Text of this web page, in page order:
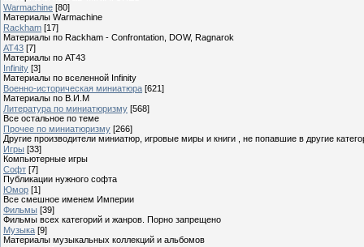
Warmachine [80]
Материалы Warmachine
Rackham [17]
Материалы по Rackham - Confrontation, DOW, Ragnarok
AT43 [7]
Материалы по AT43
Infinity [3]
Материалы по вселенной Infinity
Военно-историческая миниатюра [621]
Материалы по В.И.М
Литература по миниатюризму [568]
Все остальное по теме
Прочее по миниатюризму [266]
Другие производители миниатюр, игровые миры и книги , не попавшие в другие
Игры [33]
Компьютерные игры
Софт [7]
Публикации нужного софта
Юмор [1]
Все смешное именем Империи
Фильмы [39]
Фильмы всех категорий и жанров. Порно запрещено
Музыка [9]
Материалы музыкальных коллекций и альбомов